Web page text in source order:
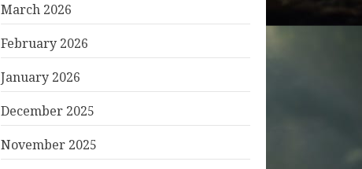
March 2026
February 2026
January 2026
December 2025
November 2025